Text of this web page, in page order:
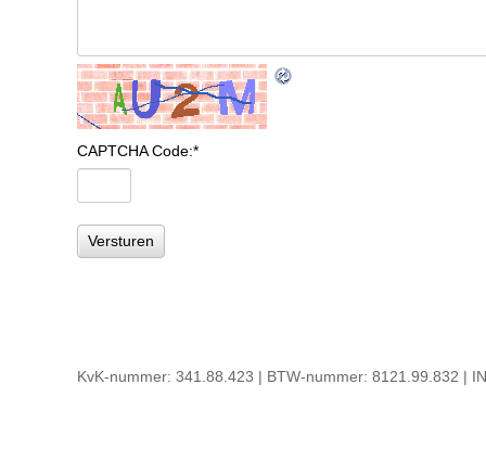
CAPTCHA Code:*
KvK-nummer: 341.88.423 | BTW-nummer: 8121.99.832 |